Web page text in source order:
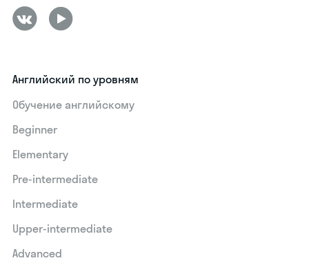
Английский по уровням
Обучение английскому
Beginner
Elementary
Pre-intermediate
Intermediate
Upper-intermediate
Advanced